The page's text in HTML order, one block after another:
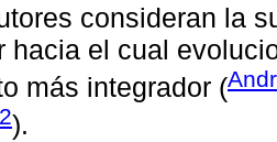
consideran la
hacia el cual
más integrador (
).